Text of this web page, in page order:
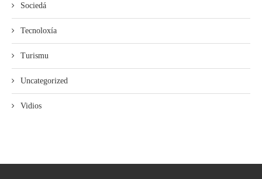
Sociedá
Tecnoloxía
Turismu
Uncategorized
Vidios